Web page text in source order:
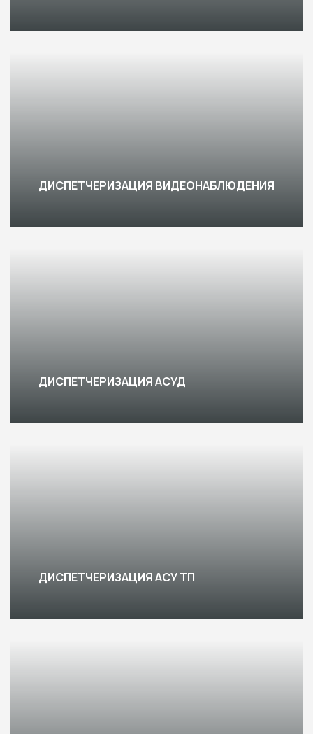
ДИСПЕТЧЕРИЗАЦИЯ ВИДЕОНАБЛЮДЕНИЯ
ДИСПЕТЧЕРИЗАЦИЯ АСУД
ДИСПЕТЧЕРИЗАЦИЯ АСУ ТП